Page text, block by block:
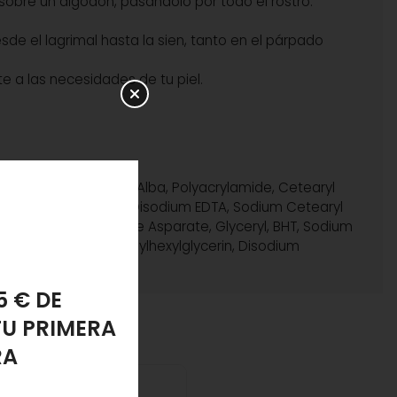
el lagrimal hasta la sien, tanto en el párpado
a las necesidades de tu piel.
Acid Sorbitol, Cera Alba, Polyacrylamide, Cetearyl
Triethhanolamine, Disodium EDTA, Sodium Cetearyl
Hydroxyproline Asparate, Glyceryl, BHT, Sodium
Caprylyl Glycol, Ethylhexylglycerin, Disodium